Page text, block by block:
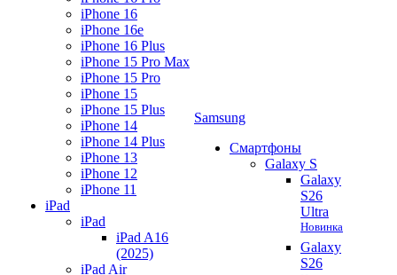
iPhone 16
iPhone 16e
iPhone 16 Plus
iPhone 15 Pro Max
iPhone 15 Pro
iPhone 15
iPhone 15 Plus
iPhone 14
iPhone 14 Plus
iPhone 13
iPhone 12
iPhone 11
iPad
iPad
iPad A16
(2025)
iPad Air
Samsung
Смартфоны
Galaxy S
Galaxy
S26
Ultra
Новинка
Galaxy
S26